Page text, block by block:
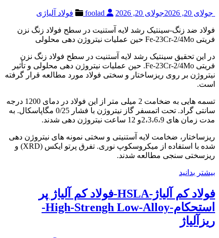
جولای 20, 2026 جولای 20, 2026 فولاد آلیاژی
فولاد ضد زنگ-سینتیک رشد لایه آستنیت در سطح فولاد زنگ نزن
فریتی Fe-23Cr-2/4Mo حین عملیات نیتروژن دهی محلولی
در این تحقیق سینتیک رشد لایه آستنیت در سطح فولاد زنگ نزن
فریتی Fe-23Cr-2/4Mo. حین عملیات نیتروژن دهی محلولی و تأثیر
نیتروژن بر روی ریزساختار و سختی فولاد مورد مطالعه قرار گرفته
است.
تسمه هایی به ضخامت 2 میلی متر از این فولاد در دمای 1200 درجه
سانتی گراد. تحت اتمسفر گاز نیتروژن با فشار 0/25 مگاپاسکال. به
مدت زمان های 2،3،6،9و 12 ساعت نیتروژن دهی شدند.
ریزساختار، ضخامت لایه آستنیتی و سختی نمونه های نیتروژن دهی
شده با استفاده از میکروسکوپ نوری. تفرق پرتو ایکس (XRD) و
ریزسختی سنجی مطالعه شدند.
بیشتر بدانید
فولاد کم آلیاژ-HSLA-فولاد کم آلیاژ پر
استحکام-High-Strengh Low-Alloy-
ریزآلیاژ